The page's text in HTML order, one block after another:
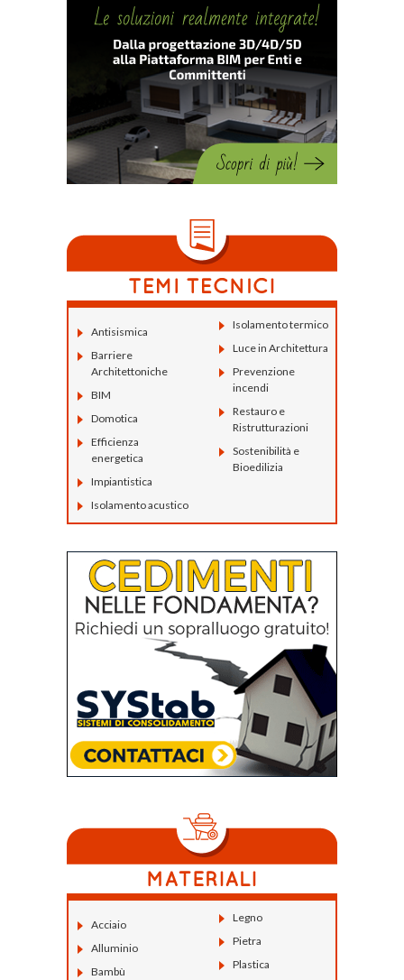
Antisismica
Barriere
Architettoniche
BIM
Domotica
Efficienza
energetica
Impiantistica
Isolamento acustico
Isolamento termico
Luce in Architettura
Prevenzione
incendi
Restauro e
Ristrutturazioni
Sostenibilità e
Bioedilizia
Acciaio
Alluminio
Bambù
Legno
Pietra
Plastica